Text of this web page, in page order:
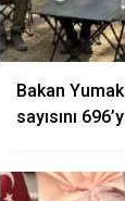
Bakan
sayısını